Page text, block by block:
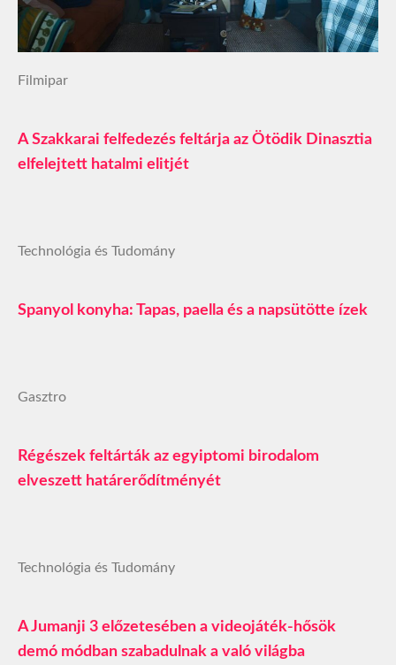
Filmipar
A Szakkarai felfedezés feltárja az Ötödik Dinasztia
elfelejtett hatalmi elitjét
Technológia és Tudomány
Spanyol konyha: Tapas, paella és a napsütötte ízek
Gasztro
Régészek feltárták az egyiptomi birodalom
elveszett határerődítményét
Technológia és Tudomány
A Jumanji 3 előzetesében a videojáték-hősök
demó módban szabadulnak a való világba